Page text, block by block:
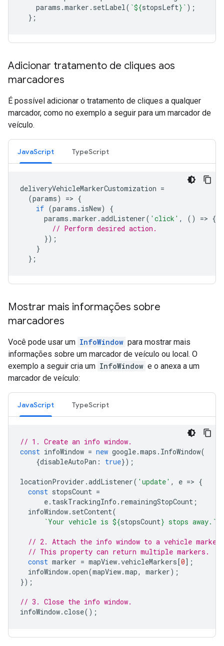
params .marker . setLabel( `${stopsLeft} ` );
};
Adicionar tratamento de cliques aos
marcadores
É possível adicionar o tratamento de cliques a qualquer
marcador, como no exemplo a seguir para um marcador de
veículo.
JavaScript TypeScript
deliveryVehicleMarkerCustomization =
(params) => {
if (params . isNew)
{
params .marker .addListener( 'click' , () => {
// Perform desired action.
});
}
};
Mostrar mais informações sobre
marcadores
Você pode usar um InfoWindow para mostrar mais
informações sobre um marcador de veículo ou local. O
exemplo a seguir cria um InfoWindow e o anexa a um
marcador de veículo:
JavaScript TypeScript
// 1. Create an info window.
const infoWindow = new google.maps . InfoWindow(
{disableAutoPan : true});
locationProvider .addListener( 'update' , e => {
const stopsCount =
e. taskTrackingInfo . remainingStopCount ;
infoWindow. setContent(
`Your vehicle is ${stopsCount} stops away.`
// 2. Attach the info window to a vehicle marker.
// This property can return multiple markers.
const marker = mapView.vehicleMarkers[0];
infoWindow.open(mapView.map, marker);
});
// 3. Close the info window.
infoWindow.close();